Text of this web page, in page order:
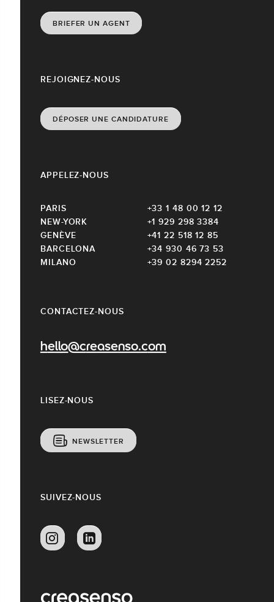
CONTACTEZ-NOUS
hello@creasenso.com
REJOIGNEZ-NOUS
DÉPOSER UNE CANDIDATURE
LISEZ-NOUS
NEWSLETTER
APPELEZ-NOUS
PARIS
+33 1 48 00 12 12
NEW-YORK
+1 929 298 3384
GENÈVE
+41 22 518 12 85
BARCELONA
+34 930 46 73 53
MILANO
+39 02 8294 2252
BRIEFER UN AGENT
SUIVEZ-NOUS